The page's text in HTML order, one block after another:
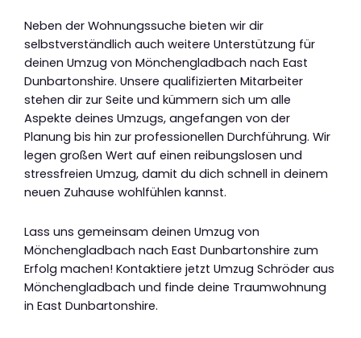
Neben der Wohnungssuche bieten wir dir
selbstverständlich auch weitere Unterstützung für
deinen Umzug von Mönchengladbach nach East
Dunbartonshire. Unsere qualifizierten Mitarbeiter
stehen dir zur Seite und kümmern sich um alle
Aspekte deines Umzugs, angefangen von der
Planung bis hin zur professionellen Durchführung. Wir
legen großen Wert auf einen reibungslosen und
stressfreien Umzug, damit du dich schnell in deinem
neuen Zuhause wohlfühlen kannst.
Lass uns gemeinsam deinen Umzug von
Mönchengladbach nach East Dunbartonshire zum
Erfolg machen! Kontaktiere jetzt Umzug Schröder aus
Mönchengladbach und finde deine Traumwohnung
in East Dunbartonshire.